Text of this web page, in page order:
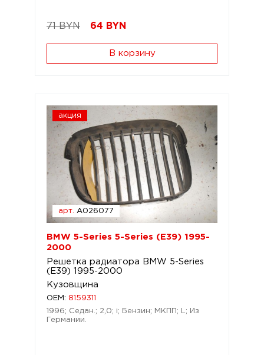
71 BYN 64 BYN
В корзину
акция
арт. A026077
BMW 5-Series 5-Series (E39) 1995-
2000
Решетка радиатора BMW 5-Series
(E39) 1995-2000
Кузовщина
OEM: 8159311
1996; Седан.; 2,0; i; Бензин; МКПП; L; Из
Германии.